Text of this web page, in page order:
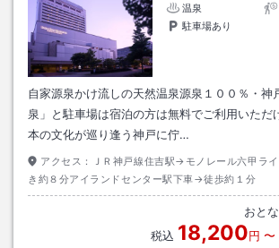
温泉
駐車場あり
自家源泉かけ流しの天然温泉源泉１００％・神
泉」と駐車場は宿泊の方は無料でご利用いただ
本の文化が巡り逢う神戸に佇…
アクセス：
ＪＲ神戸線住吉駅→モノレール六甲ラ
き約８分アイランドセンター駅下車→徒歩約１分
おとな
税込 18,200円 〜